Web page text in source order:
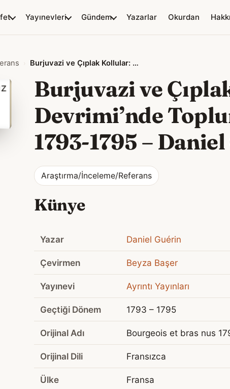
Yayınevleri Gündem Yazarlar Okurdan
Burjuvazi ve Çıplak Kollular: Fransız Devrimi’nde Toplumsal Mücadeleler 1793-1795
Burjuvazi ve
Devrimi’nde
1793-1795 –
Araştırma/İnceleme/Referans
Künye
Yazar Daniel Guérin
Çevirmen Beyza Başer
Yayınevi Ayrıntı Yayınları
Geçtiği Dönem 1793 – 1795
Orijinal Adı Bourgeois et bras nus
Orijinal Dili Fransızca
Ülke Fransa